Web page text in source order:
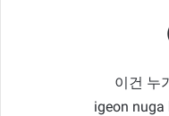
이건 누
igeon